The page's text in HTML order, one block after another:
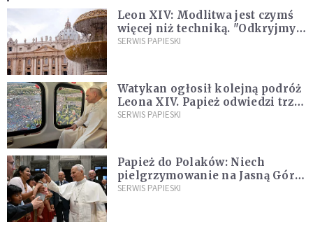
Leon XIV: Modlitwa jest czymś
więcej niż techniką. "Odkryjmy
ją na nowo"
SERWIS PAPIESKI
Watykan ogłosił kolejną podróż
Leona XIV. Papież odwiedzi trzy
kraje Ameryki Południowej
SERWIS PAPIESKI
Papież do Polaków: Niech
pielgrzymowanie na Jasną Górę
umocni wiarę i nadzieję
SERWIS PAPIESKI